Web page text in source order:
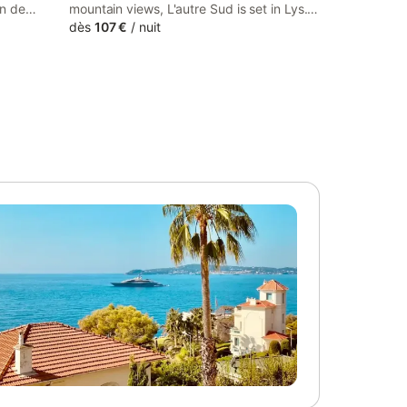
de
mountain views, L'autre Sud is set in Lys.
This property offers access to a terrace,
dès 107 € / nuit